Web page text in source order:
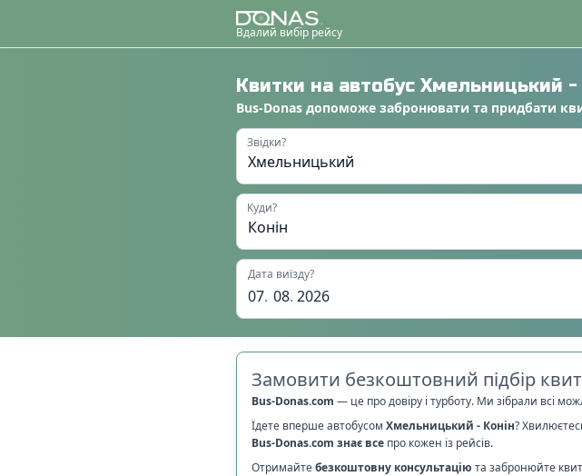
Вдалий вибір рейсу
Квитки на автобус Хмельницький -
Bus-Donas допоможе забронювати та придбати
Звідки?
Куди?
Дата виїзду?
07. 08. 2026
Замовити безкоштовний підбір
Bus-Donas.com — це про довіру і турботу. Ми зібрали всі
Їдете вперше автобусом Хмельницький - Конін?
Bus-Donas.com знає все про кожен із рейсів.
Отримайтебезкоштовну консультацію та забронюйте